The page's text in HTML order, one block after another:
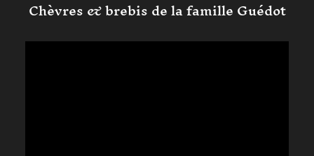
Chèvres & brebis de la famille Guédot